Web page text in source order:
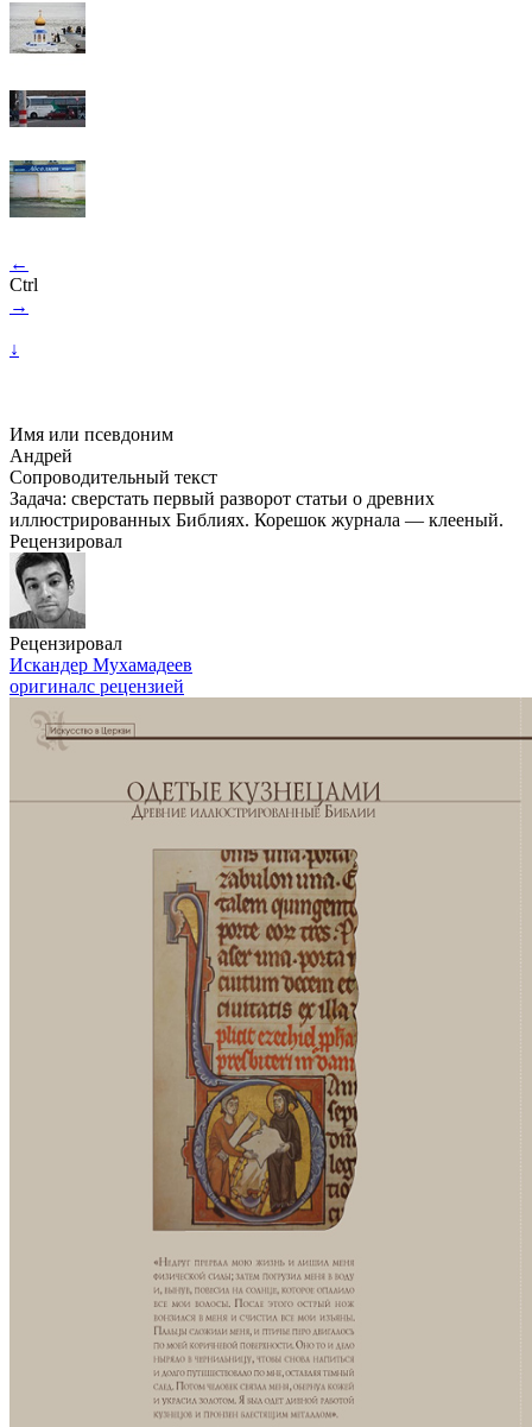
←
Ctrl
→
↓
Имя или псевдоним
Андрей
Сопроводительный текст
Задача: сверстать первый разворот статьи о древних
иллюстрированных Библиях. Корешок журнала — клееный.
Рецензировал
Рецензировал
Искандер Мухамадеев
оригиналс рецензией